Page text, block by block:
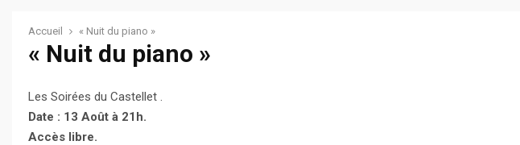
Accueil « Nuit du piano »
« Nuit du piano »
Les Soirées du Castellet .
Date : 13 Août à 21h.
Accès libre.